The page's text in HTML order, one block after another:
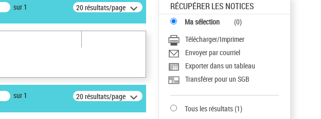
sur 1 20 résultats/page
sur 1 20 résultats/page
RÉCUPÉRER LES NOTICES
Ma sélection (0)
Télécharger/Imprimer
Envoyer par courriel
Exporter dans un tableau
Transférer pour un SGB
Tous les résultats(1)